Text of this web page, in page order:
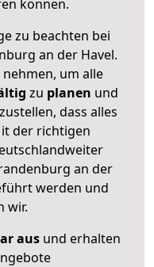
können.
zu beachten bei
an der Havel.
um alle
zu planen und
dass alles
der richtigen
an der
werden und
wir.
ausund erhalten